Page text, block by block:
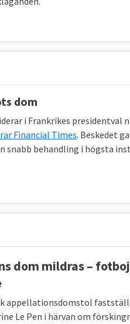
dom
i Frankrikes presidentval
Financial Times. Beskedet
snabb behandling i högsta
dom mildras –
appellationsdomstol
Le Pen i härvan om